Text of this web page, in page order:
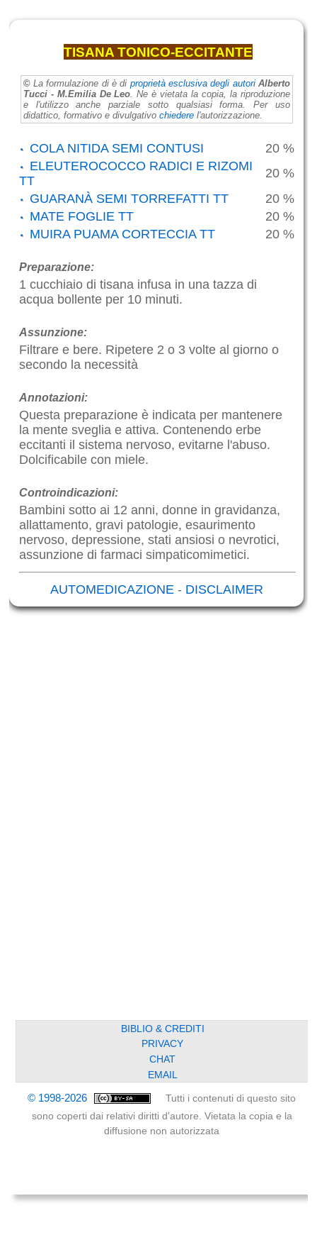
TISANA TONICO-ECCITANTE
© La formulazione diè di proprietà esclusiva degli autori Alberto
Tucci - M.Emilia De Leo. Ne è vietata la copia, la riproduzione
e l'utilizzo anche parziale sotto qualsiasi forma. Per uso
didattico, formativo e divulgativo chiederel'autorizzazione.
COLA NITIDA SEMI CONTUSI
20 %
ELEUTEROCOCCO RADICI E RIZOMI
TT
20 %
GUARANÀ SEMI TORREFATTI TT
20 %
MATE FOGLIE TT
20 %
MUIRA PUAMA CORTECCIA TT
20 %
Preparazione:
1 cucchiaio di tisana infusa in una tazza di
acqua bollente per 10 minuti.
Assunzione:
Filtrare e bere. Ripetere 2 o 3 volte al giorno o
secondo la necessità
Annotazioni:
Questa preparazione è indicata per mantenere
la mente sveglia e attiva. Contenendo erbe
eccitanti il sistema nervoso, evitarne l'abuso.
Dolcificabile con miele.
Controindicazioni:
Bambini sotto ai 12 anni, donne in gravidanza,
allattamento, gravi patologie, esaurimento
nervoso, depressione, stati ansiosi o nevrotici,
assunzione di farmaci simpaticomimetici.
AUTOMEDICAZIONE- DISCLAIMER
BIBLIO & CREDITI
PRIVACY
CHAT
EMAIL
© 1998-2026
Tutti i contenuti di questo sito
sono coperti dai relativi diritti d'autore. Vietata la copia e la
diffusione non autorizzata